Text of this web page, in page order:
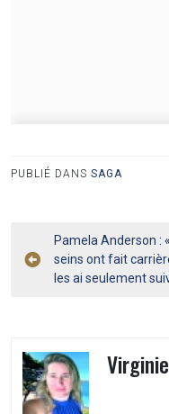
PUBLIÉ DANS SAGA
Navigation
de
Pamela Anderson :
seins ont fait
les ai seulement